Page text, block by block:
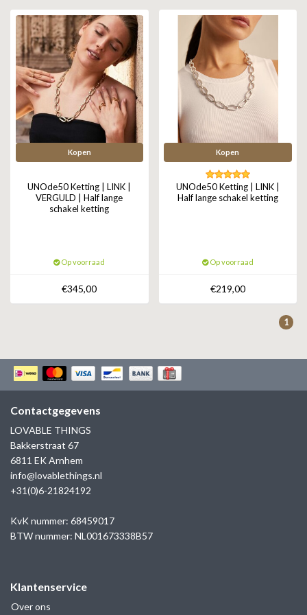
GNOES
YMALA
REBEL & ROSE
SILK | SALE
KARMA
KAPTEN & SON
SER INTREPIDA | SS25
HORLOGE
SALE
CADEAU MAN
CADEAUTJES TOT € 50
CADEAUTJES TOT € 100
CADEAUTJES VANAF € 100
BLOG
Kopen
UNOde50 Ketting | LINK |
VERGULD | Half lange
schakel ketting
Op voorraad
€345,00
Kopen
UNOde50 Ketting | LINK |
Half lange schakel ketting
Op voorraad
€219,00
1
Contactgegevens
LOVABLE THINGS
Bakkerstraat 67
6811 EK Arnhem
info@lovablethings.nl
+31(0)6-21824192
KvK nummer: 68459017
BTW nummer: NL001673338B57
Klantenservice
Over ons